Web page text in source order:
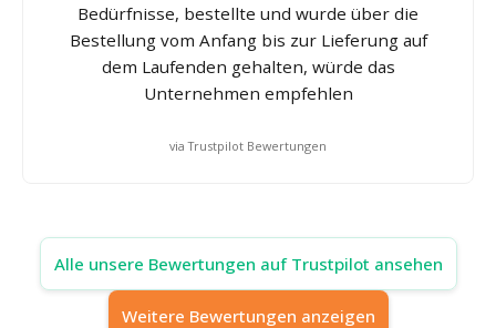
Bedürfnisse, bestellte und wurde über die
Bestellung vom Anfang bis zur Lieferung auf
dem Laufenden gehalten, würde das
Unternehmen empfehlen
via Trustpilot Bewertungen
Alle unsere Bewertungen auf Trustpilot ansehen
Weitere Bewertungen anzeigen